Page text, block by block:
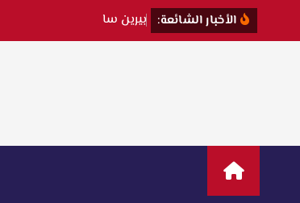
ل
و
الأخبار الشائعة: بيرين سا